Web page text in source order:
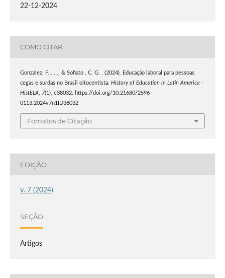
22-12-2024
COMO CITAR
Gonzalez, F. . . ., & Sofiato , C. G. . (2024). Educação laboral para pessoas
cegas e surdas no Brasil oitocentista. History of Education in Latin America -
HistELA, 7(1), e38032. https://doi.org/10.21680/2596-
0113.2024v7n1ID38032
Fomatos de Citação
EDIÇÃO
v. 7 (2024)
SEÇÃO
Artigos